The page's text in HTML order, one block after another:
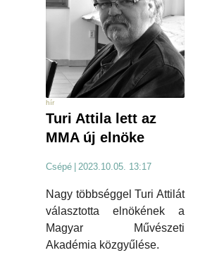
hír
Turi Attila lett az
MMA új elnöke
Csépé 2023.10.05. 13:17
Nagy többséggel Turi Attilát
választotta elnökének a
Magyar Művészeti
Akadémia közgyűlése.